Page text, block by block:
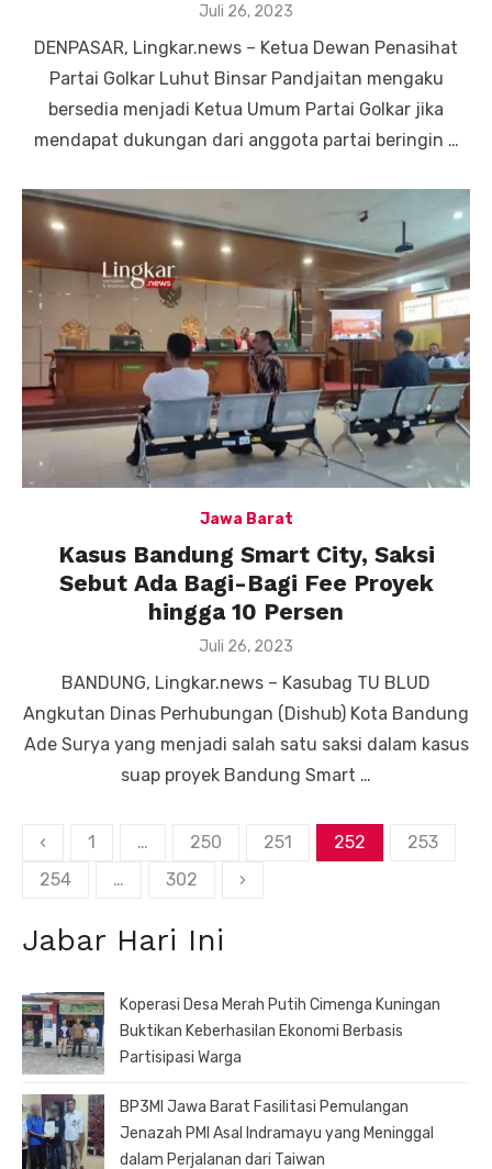
Posted
Juli 26, 2023
DENPASAR, Lingkar.news – Ketua Dewan Penasihat
Partai Golkar Luhut Binsar Pandjaitan mengaku
bersedia menjadi Ketua Umum Partai Golkar jika
mendapat dukungan dari anggota partai beringin …
Jawa Barat
Kasus Bandung Smart City, Saksi
Sebut Ada Bagi-Bagi Fee Proyek
hingga 10 Persen
Posted
Juli 26, 2023
BANDUNG, Lingkar.news – Kasubag TU BLUD
Angkutan Dinas Perhubungan (Dishub) Kota Bandung
Ade Surya yang menjadi salah satu saksi dalam kasus
suap proyek Bandung Smart …
Paginasi
pos
‹ 1 … 250 251 252
253
254
… 302 ›
Jabar Hari Ini
Koperasi Desa Merah Putih Cimenga Kuningan
Buktikan Keberhasilan Ekonomi Berbasis
Partisipasi Warga
BP3MI Jawa Barat Fasilitasi Pemulangan
Jenazah PMI Asal Indramayu yang Meninggal
dalam Perjalanan dari Taiwan